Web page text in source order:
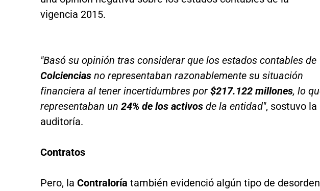
vigencia 2015.
"Basó su opinión tras considerar que los estados contables de
Colcienciasno representaban razonablemente su situación
financiera al tener incertidumbres por$217.122 millones, lo
representaban un 24% de los activosde la entidad", sostuvo la
auditoría.
Contratos
Pero, la Contraloría también evidenció algún tipo de desorden